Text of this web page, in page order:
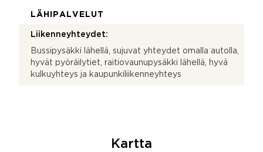
LÄHIPALVELUT
Liikenneyhteydet:
Bussipysäkki lähellä, sujuvat yhteydet omalla autolla,
hyvät pyöräilytiet, raitiovaunupysäkki lähellä, hyvä
kulkuyhteys ja kaupunkiliikenneyhteys
Kartta